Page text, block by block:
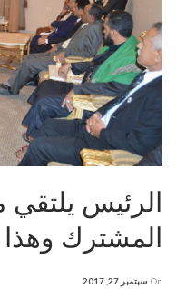
الرئيس يلتقي
المشترك وهذا
On سبتمبر 27, 2017